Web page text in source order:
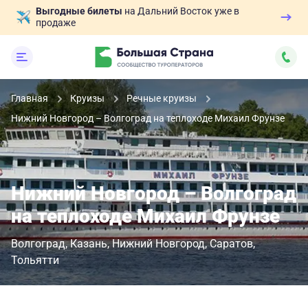
Выгодные билеты на Дальний Восток уже в
продаже
Главная Круизы
Речные круизы
Нижний Новгород – Волгоград на теплоходе Михаил Фрунзе
Нижний Новгород – Волгоград
на теплоходе Михаил Фрунзе
Волгоград Казань Нижний Новгород Саратов
Тольятти